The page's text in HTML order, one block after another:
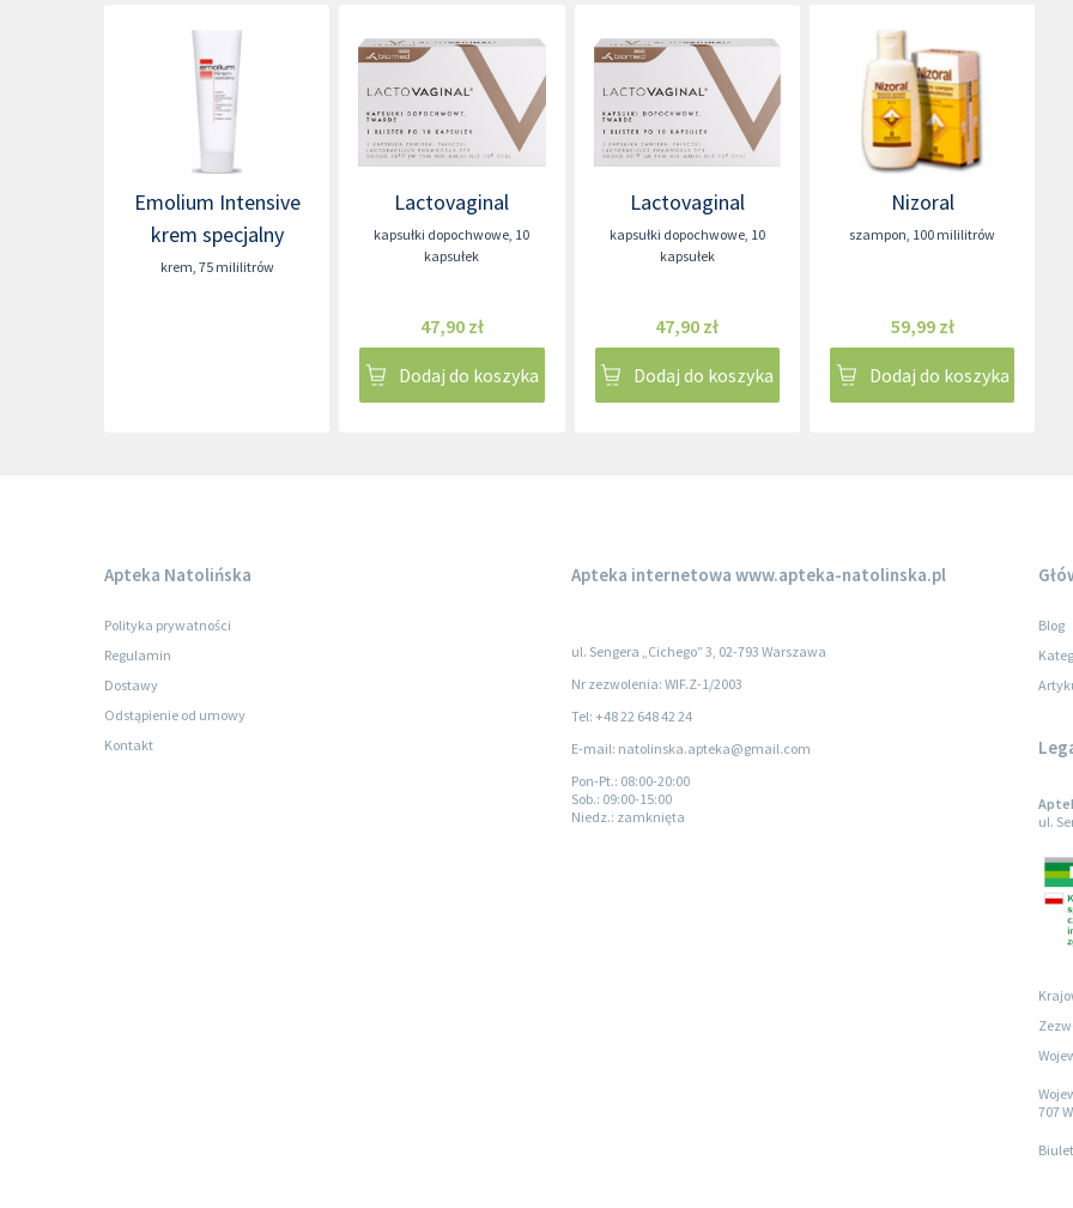
Emolium Intensive
krem specjalny
krem, 75 mililitrów
Lactovaginal
kapsułki dopochwowe, 10
kapsułek
47,90 zł
Dodaj do koszyka
Lactovaginal
kapsułki dopochwowe, 10
kapsułek
47,90 zł
Dodaj do koszyka
Nizoral
szampon, 100 mililitrów
59,99 zł
Dodaj do koszyka
Apteka Natolińska
Polityka prywatności
Regulamin
Dostawy
Odstąpienie od umowy
Kontakt
Apteka internetowa www.apteka-natolinska.pl
ul. Sengera „Cichego” 3, 02-793 Warszawa
Nr zezwolenia: WIF.Z-1/2003
Tel: +48 22 648 42 24
E-mail: natolinska.apteka@gmail.com
Pon-Pt.: 08:00-20:00
Sob.: 09:00-15:00
Niedz.: zamknięta
Blog
ul.
707